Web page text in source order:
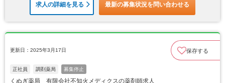
求人の詳細を見る 最新の募集状況を問い合わせる
更新日：2025年3月17日 保存する
正社員 調剤薬局 募集停止
くぬぎ薬局 有限会社不知火メディクスの薬剤師求人